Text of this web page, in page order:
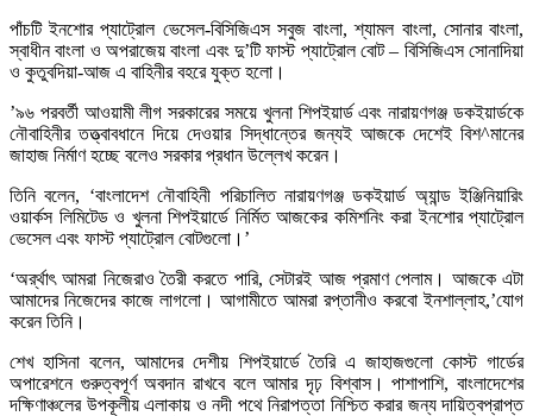
পাঁচটি ইনশোর প্যাট্রোল ভেসেল-বিসিজিএস সবুজ বাংলা, শ্যামল বাংলা, সোনার বাংলা,
স্বাধীন বাংলা ও অপরাজেয় বাংলা এবং দু’টি ফাস্ট প্যাট্রোল বোট – বিসিজিএস সোনাদিয়া
ও কুতুবদিয়া-আজ এ বাহিনীর বহরে যুক্ত হলো।
’৯৬ পরবর্তী আওয়ামী লীগ সরকারের সময়ে খুলনা শিপইয়ার্ড এবং নারায়ণগঞ্জ ডকইয়ার্ডকে
নৌবাহিনীর তত্ত্বাবধানে দিয়ে দেওয়ার সিদ্ধান্তের জন্যই আজকে দেশেই বিশ^মানের
জাহাজ নির্মাণ হচ্ছে বলেও সরকার প্রধান উল্লেখ করেন।
তিনি বলেন, ‘বাংলাদেশ নৌবাহিনী পরিচালিত নারায়ণগঞ্জ ডকইয়ার্ড অ্যান্ড ইঞ্জিনিয়ারিং
ওয়ার্কস লিমিটেড ও খুলনা শিপইয়ার্ডে নির্মিত আজকের কমিশনিং করা ইনশোর প্যাট্রোল
ভেসেল এবং ফাস্ট প্যাট্রোল বোটগুলো।’
‘অর্র্থাৎ আমরা নিজেরাও তৈরী করতে পারি, সেটারই আজ প্রমাণ পেলাম। আজকে এটা
আমাদের নিজেদের কাজে লাগলো। আগামীতে আমরা রপ্তানীও করবো ইনশাল্লাহ,’যোগ
করেন তিনি।
শেখ হাসিনা বলেন, আমাদের দেশীয় শিপইয়ার্ডে তৈরি এ জাহাজগুলো কোস্ট গার্ডের
অপারেশনে গুরুত্বপূর্ণ অবদান রাখবে বলে আমার দৃঢ় বিশ্বাস। পাশাপাশি, বাংলাদেশের
দক্ষিণাঞ্চলের উপকূলীয় এলাকায় ও নদী পথে নিরাপত্তা নিশ্চিত করার জন্য দায়িত্বপ্রাপ্ত